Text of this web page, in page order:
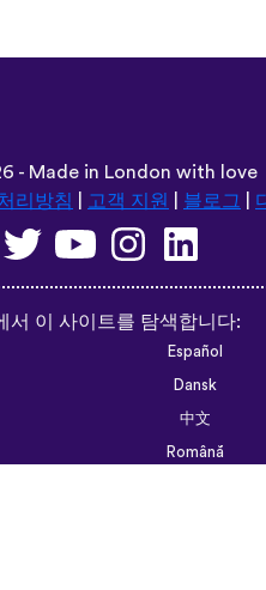
서 이 사이트를 탐색합니다:
Español
Dansk
中文
Română
Português do Brasil
Azərbaycan dili